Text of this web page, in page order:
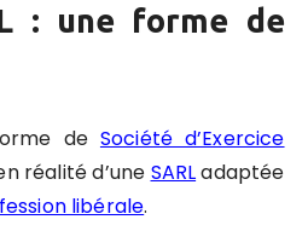
: une forme de
de Société d’Exercice
réalité d’une SARLadaptée
libérale.